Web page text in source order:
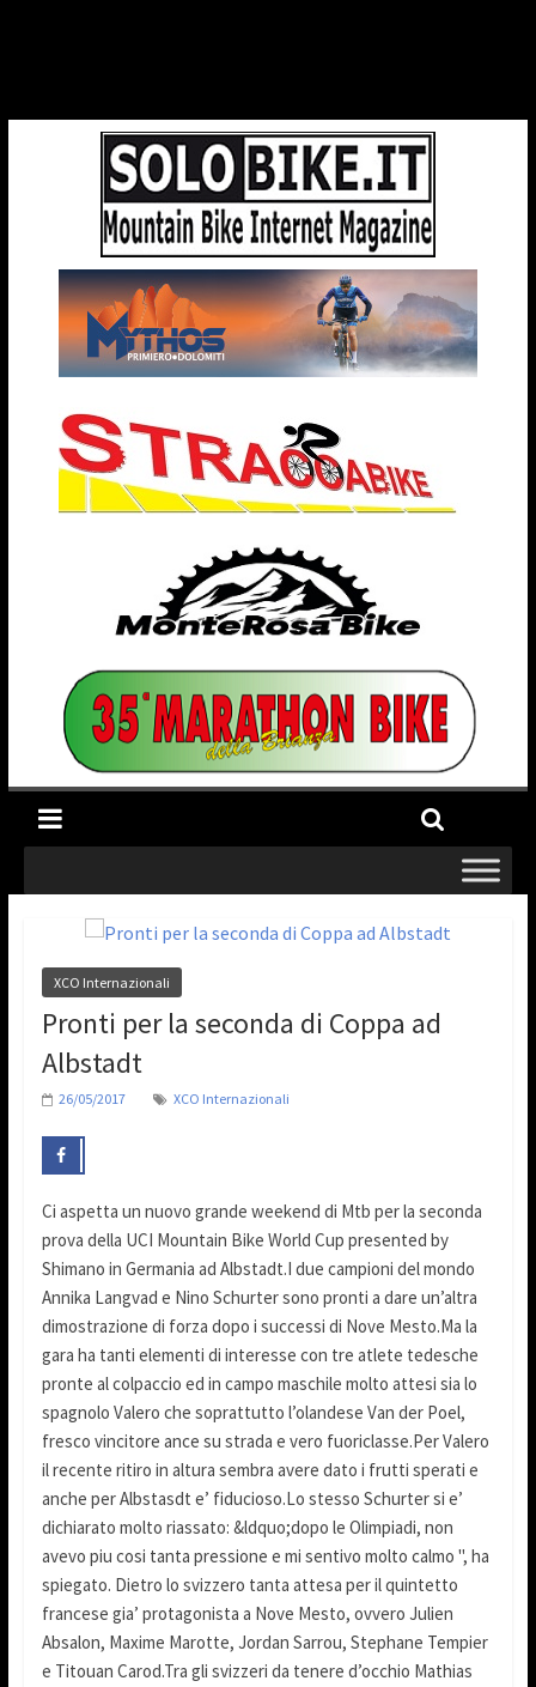
XCO Internazionali
Pronti per la seconda di Coppa ad
Albstadt
26/05/2017 XCO Internazionali
Ci aspetta un nuovo grande weekend di Mtb per la seconda
prova della UCI Mountain Bike World Cup presented by
Shimano in Germania ad Albstadt.I due campioni del mondo
Annika Langvad e Nino Schurter sono pronti a dare un’altra
dimostrazione di forza dopo i successi di Nove Mesto.Ma la
gara ha tanti elementi di interesse con tre atlete tedesche
pronte al colpaccio ed in campo maschile molto attesi sia lo
spagnolo Valero che soprattutto l’olandese Van der Poel,
fresco vincitore ance su strada e vero fuoriclasse.Per Valero
il recente ritiro in altura sembra avere dato i frutti sperati e
anche per Albstasdt e’ fiducioso.Lo stesso Schurter si e’
dichiarato molto riassato: &ldquo;dopo le Olimpiadi, non
avevo piu cosi tanta pressione e mi sentivo molto calmo ", ha
spiegato. Dietro lo svizzero tanta attesa per il quintetto
francese gia’ protagonista a Nove Mesto, ovvero Julien
Absalon, Maxime Marotte, Jordan Sarrou, Stephane Tempier
e Titouan Carod.Tra gli svizzeri da tenere d’occhio Mathias